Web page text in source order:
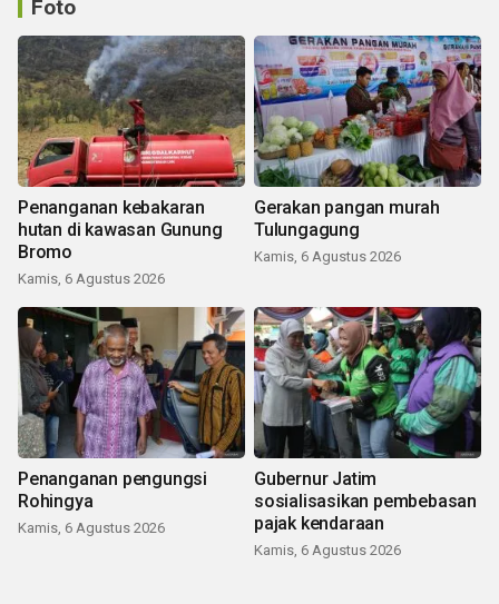
Foto
Penanganan kebakaran
hutan di kawasan Gunung
Bromo
Kamis, 6 Agustus 2026
Gerakan pangan murah
Tulungagung
Kamis, 6 Agustus 2026
Penanganan pengungsi
Rohingya
Kamis, 6 Agustus 2026
Gubernur Jatim
sosialisasikan pembebasan
pajak kendaraan
Kamis, 6 Agustus 2026